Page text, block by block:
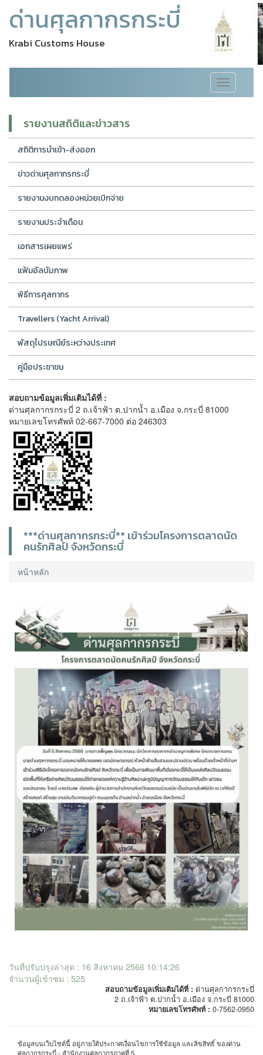
ด่านศุลกากรกระบี่
Krabi Customs House
Toggle
navigation
รายงานสถิติและข่าวสาร
สถิติการนำเข้า-ส่งออก
ข่าวด่านศุลกากรกระบี่
รายงานงบทดลองหน่วยเบิกจ่าย
รายงานประจำเดือน
เอกสารเผยแพร่
แฟ้มอัลบัมภาพ
พิธีการศุลกากร
Travellers (Yacht Arrival)
พัสดุไปรษณีย์ระหว่างประเทศ
คู่มือประชาชน
สอบถามข้อมูลเพิ่มเติมได้ที่ :
ด่านศุลกากรกระบี่ 2 ถ.เจ้าฟ้า ต.ปากน้ำ อ.เมือง จ.กระบี่ 81000
หมายเลขโทรศัพท์ 02-667-7000 ต่อ 246303
***ด่านศุลกากรกระบี่** เข้าร่วมโครงการตลาดนัด
คนรักศิลป์ จังหวัดกระบี่
หน้าหลัก
วันที่ปรับปรุงล่าสุด : 16 สิงหาคม 2566 10:14:26
จำนวนผู้เข้าชม : 525
สอบถามข้อมูลเพิ่มเติมได้ที่ : ด่านศุลกากรกระบี่
2 ถ.เจ้าฟ้า ต.ปากน้ำ อ.เมือง จ.กระบี่ 81000
หมายเลขโทรศัพท์ : 0-7562-0950
ข้อมูลบนเว็บไซต์นี้ อยู่ภายใต้ประกาศเงื่อนไขการใช้ข้อมูล และลิขสิทธิ์ ของด่าน
ศุลกากรกระบี่ - สำนักงานศุลกากรภาคที่ 5